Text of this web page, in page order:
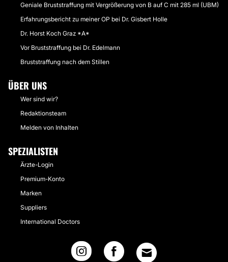
Geniale Bruststraffung mit Vergrößerung von B auf C mit 285 ml (UBM)
Erfahrungsbericht zu meiner OP bei Dr. Gisbert Holle
Dr. Horst Koch Graz *A*
Vor Bruststraffung bei Dr. Edelmann
Bruststraffung nach dem Stillen
ÜBER UNS
Wer sind wir?
Redaktionsteam
Melden von Inhalten
SPEZIALISTEN
Ärzte-Login
Premium-Konto
Marken
Suppliers
International Doctors